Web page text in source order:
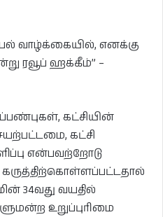
வாழ்க்கையில், எனக்கு
ரவூப் ஹக்கீம்” –
கட்சியின்
கட்சி
என்பவற்றோடு
34வது வயதில்
உறுப்புரிமை